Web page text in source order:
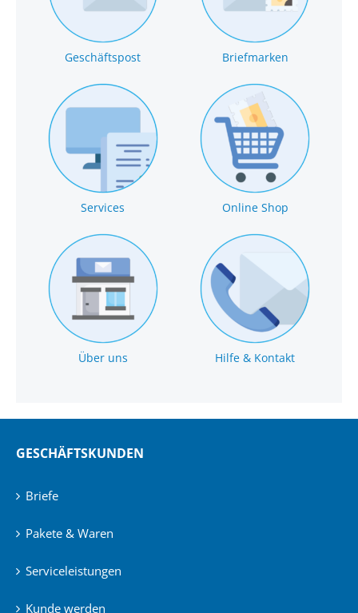
Geschäftspost Briefmarken
Services Online Shop
Über uns Hilfe & Kontakt
GESCHÄFTSKUNDEN
Briefe
Pakete & Waren
Serviceleistungen
Kunde werden